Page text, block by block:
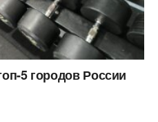
5 городов России